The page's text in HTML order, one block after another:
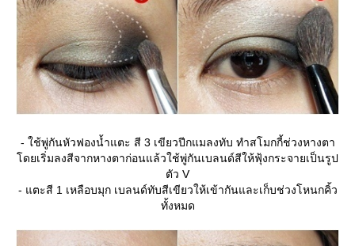
- ใช้พู่กันหัวฟองน้ำแตะ สี 3 เขียวปีกแมลงทับ ทำสโมกกี้ช่วงหางตา
ดยเริ่มลงสีจากหางตาก่อนแล้วใช้พู่กันเบลนด์สีให้ฟุ้งกระจายเป็นรูป
ตัว V
- แตะสี 1 เหลือบมุก เบลนด์ทับสีเขียวให้เข้ากันและเก็บช่วงโหนกคิ้ว
ทั้งหมด